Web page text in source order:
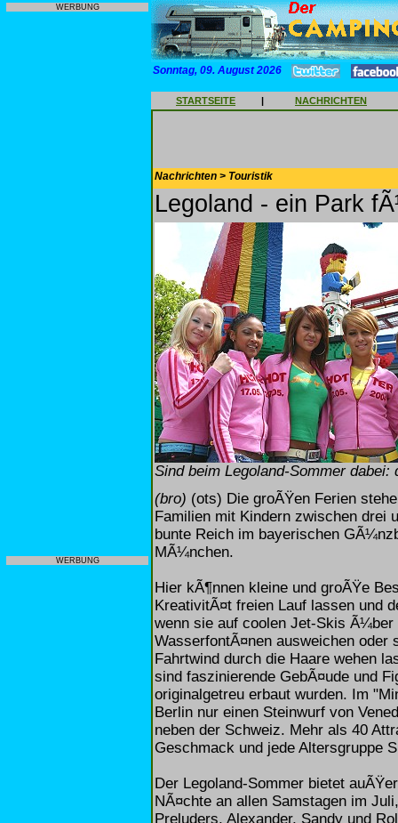
WERBUNG
WERBUNG
Sonntag, 09. August 2026
STARTSEITE | NACHRICHTEN
Nachrichten > Touristik
Legoland - ein Park
Sind beim Legoland-Sommer
(bro) (ots) Die groÃŸen Ferien
Familien mit Kindern zwischen drei
bunte Reich im bayerischen
MÃ¼nchen.
Hier kÃ¶nnen kleine und groÃŸe
KreativitÃ¤t freien Lauf lassen und
wenn sie auf coolen Jet-Skis
WasserfontÃ¤nen ausweichen
Fahrtwind durch die Haare wehen
sind faszinierende GebÃ¤ude und
originalgetreu erbaut wurden. Im
Berlin nur einen Steinwurf von
neben der Schweiz. Mehr als 40
Geschmack und jede Altersgruppe
Der Legoland-Sommer bietet
NÃ¤chte an allen Samstagen im
Preluders, Alexander, Sandy und